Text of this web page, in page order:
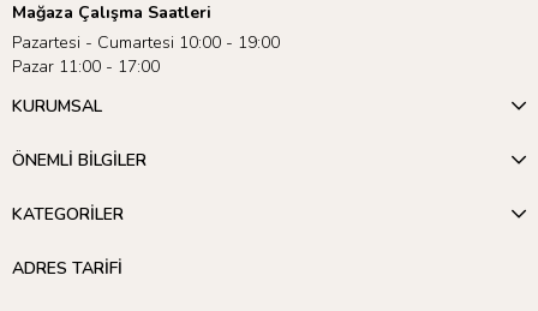
Mağaza Çalışma Saatleri
Pazartesi - Cumartesi 10:00 - 19:00
Pazar 11:00 - 17:00
KURUMSAL
ÖNEMLİ BİLGİLER
KATEGORİLER
ADRES TARİFİ